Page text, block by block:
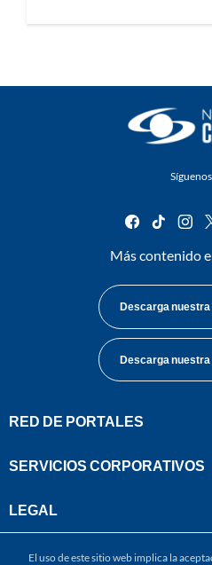
facebook
tiktok
Más contenido
Descarga nuestra
Descarga nuestra
RED DE PORTALES
SERVICIOS CORPORATIVOS
LEGAL
El uso de este sitio web implica la